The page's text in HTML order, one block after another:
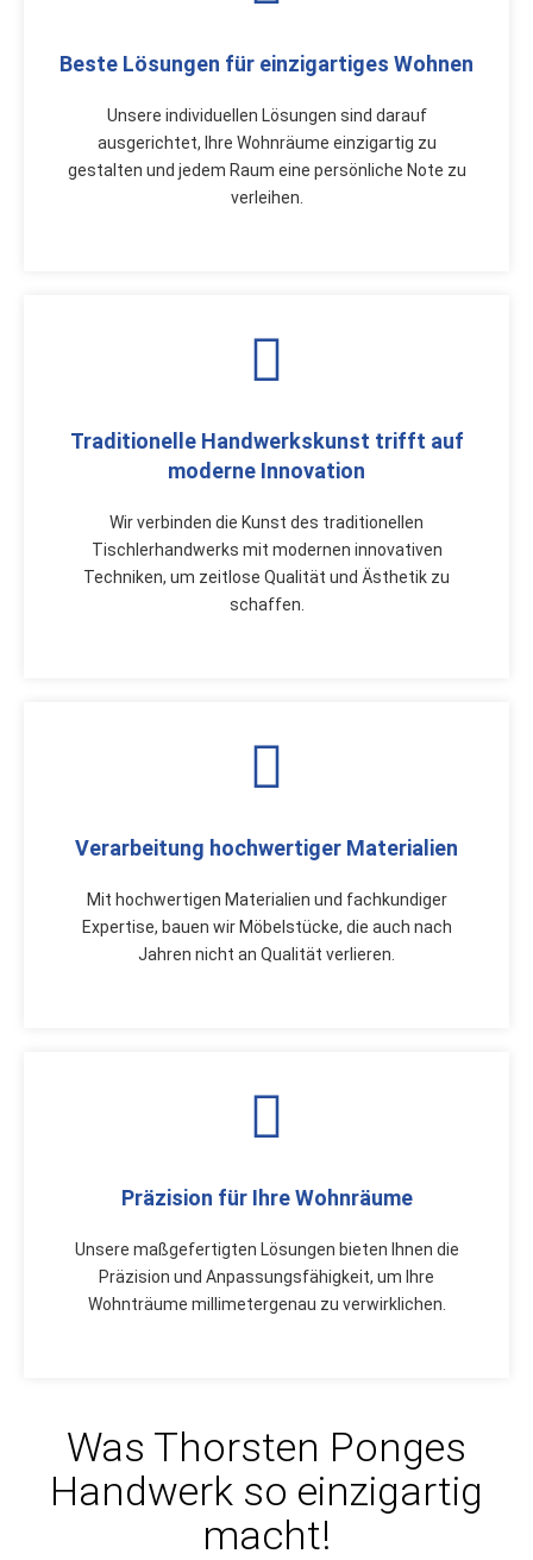
Beste Lösungen für einzigartiges Wohnen
Unsere individuellen Lösungen sind darauf
ausgerichtet, Ihre Wohnräume einzigartig zu
gestalten und jedem Raum eine persönliche Note zu
verleihen.
Traditionelle Handwerkskunst trifft auf
moderne Innovation
Wir verbinden die Kunst des traditionellen
Tischlerhandwerks mit modernen innovativen
Techniken, um zeitlose Qualität und Ästhetik zu
schaffen.
Verarbeitung hochwertiger Materialien
Mit hochwertigen Materialien und fachkundiger
Expertise, bauen wir Möbelstücke, die auch nach
Jahren nicht an Qualität verlieren.
Präzision für Ihre Wohnräume
Unsere maßgefertigten Lösungen bieten Ihnen die
Präzision und Anpassungsfähigkeit, um Ihre
Wohnträume millimetergenau zu verwirklichen.
Was Thorsten Ponges
Handwerk so einzigartig
macht!